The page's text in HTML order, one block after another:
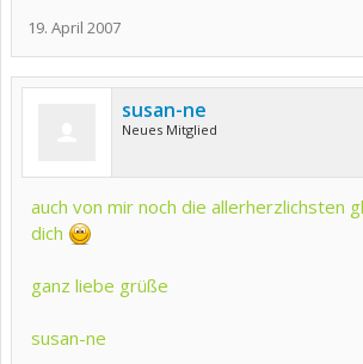
19. April 2007
susan-ne
Neues Mitglied
auch von mir noch die allerherzlichsten
dich
ganz liebe grüße
susan-ne